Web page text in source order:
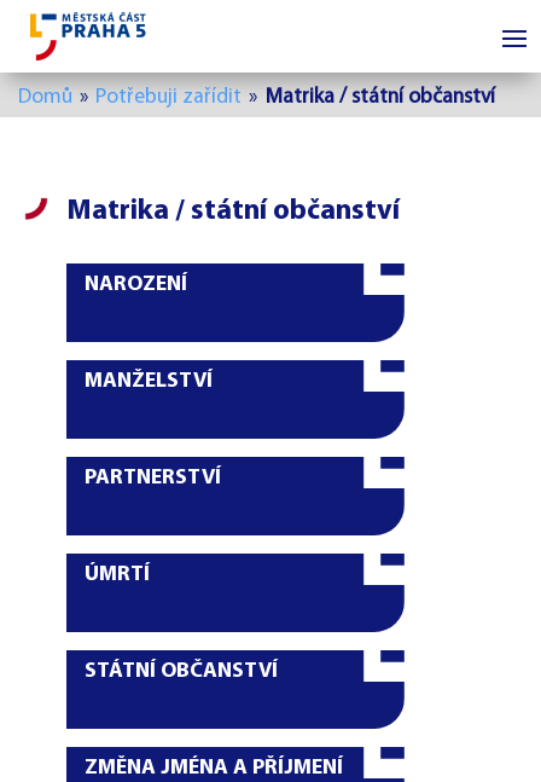
Domů » Potřebuji zařídit » Matrika / státní občanství
Matrika / státní občanství
NAROZENÍ
MANŽELSTVÍ
PARTNERSTVÍ
ÚMRTÍ
STÁTNÍ OBČANSTVÍ
ZMĚNA JMÉNA A PŘÍJMENÍ